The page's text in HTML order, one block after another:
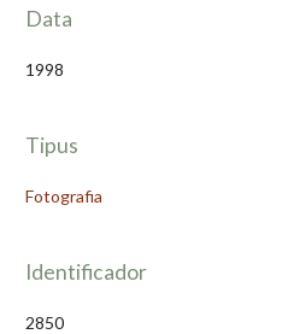
Data
1998
Tipus
Fotografia
Identificador
2850